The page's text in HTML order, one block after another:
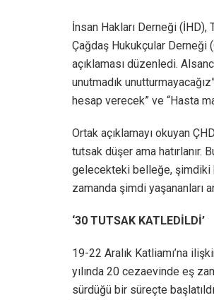
İnsan Hakları Derneği
Çağdaş Hukukçular Derneği
açıklaması düzenledi.
unutmadık
hesap verecek” ve “Hasta
Ortak açıklamayı okuyan
tutsak düşer ama hatırlanır.
gelecekteki belleğe, şimdiki
zamanda şimdi yaşananları
‘30 TUTSAK KATLEDİLDİ’
19-22 Aralık Katliamı’na
yılında 20 cezaevinde eş
sürdüğü bir süreçte